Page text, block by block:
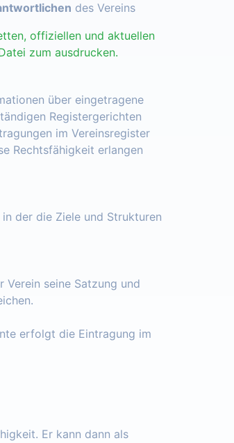
des Vereins
offiziellen und aktuellen
zum ausdrucken.
über eingetragene
Registergerichten
im Vereinsregister
Rechtsfähigkeit erlangen
in der die Ziele und Strukturen
Verein seine Satzung und
erfolgt die Eintragung im
Er kann dann als